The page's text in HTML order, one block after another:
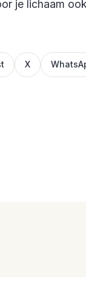
je lichaam
X